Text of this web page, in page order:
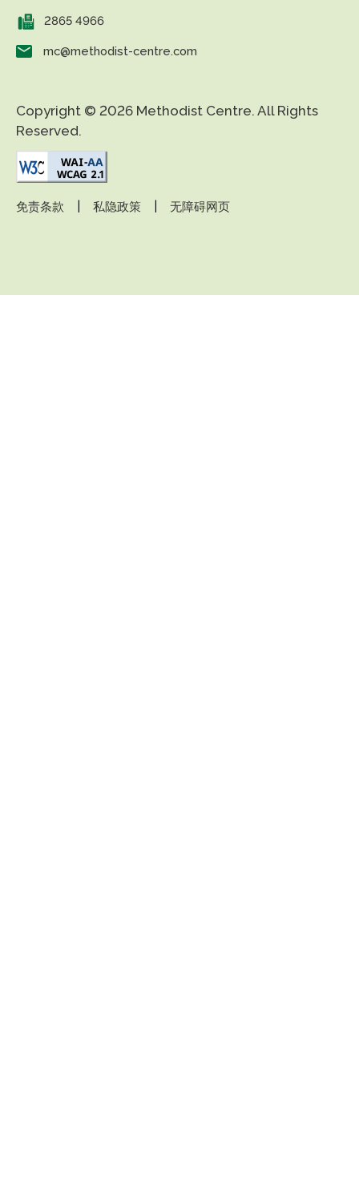
2865 4966
mc@methodist-centre.com
Copyright © 2026 Methodist Centre. All Rights
Reserved.
免责条款 私隐政策 无障碍网页